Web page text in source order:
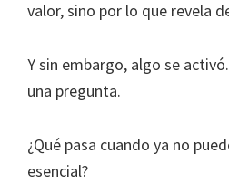
valor, sino por lo que revela
Y sin embargo, algo se
una pregunta.
¿Qué pasa cuando ya no
esencial?